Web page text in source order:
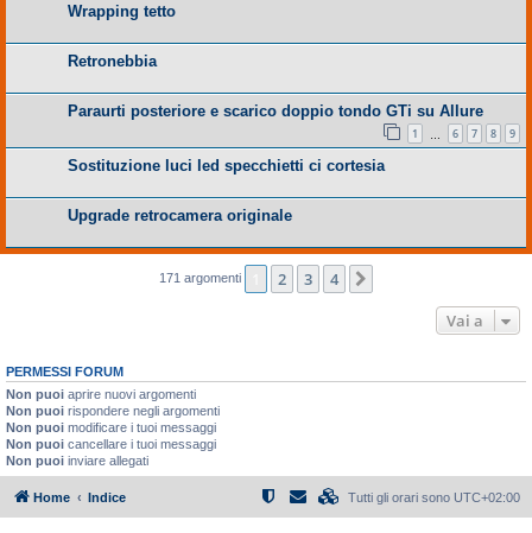
Wrapping tetto
Retronebbia
Paraurti posteriore e scarico doppio tondo GTi su Allure
1 6 7 8 9
Sostituzione luci led specchietti ci cortesia
Upgrade retrocamera originale
171 argomenti 2 3 4
Vai a
PERMESSI FORUM
Non puoi aprire nuovi argomenti
Non puoi rispondere negli argomenti
Non puoi modificare i tuoi messaggi
Non puoi cancellare i tuoi messaggi
Non puoi inviare allegati
Home Indice Tutti gli orari sono UTC+02:00